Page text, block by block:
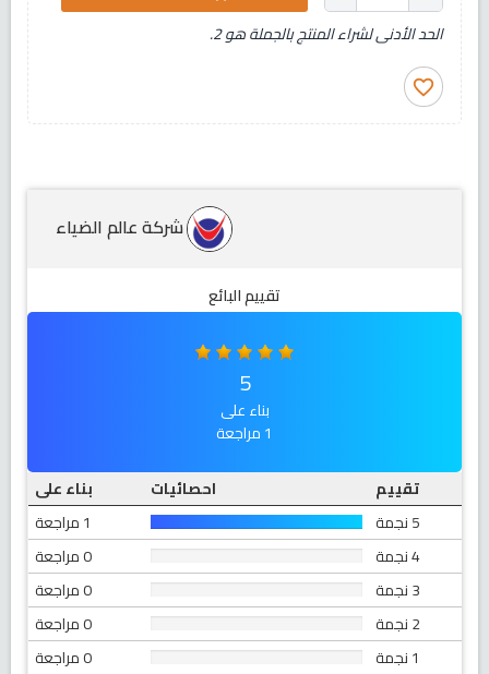
الحد الأدنى لشراء المنتج بالجملة هو 2.
favorite_border
شركة عالم الضياء
تقييم البائع
5
بناء على
1 مراجعة
تقييم
احصائيات
بناء على
5 نجمة
1 مراجعة
4 نجمة
0 مراجعة
3 نجمة
0 مراجعة
2 نجمة
0 مراجعة
1 نجمة
0 مراجعة